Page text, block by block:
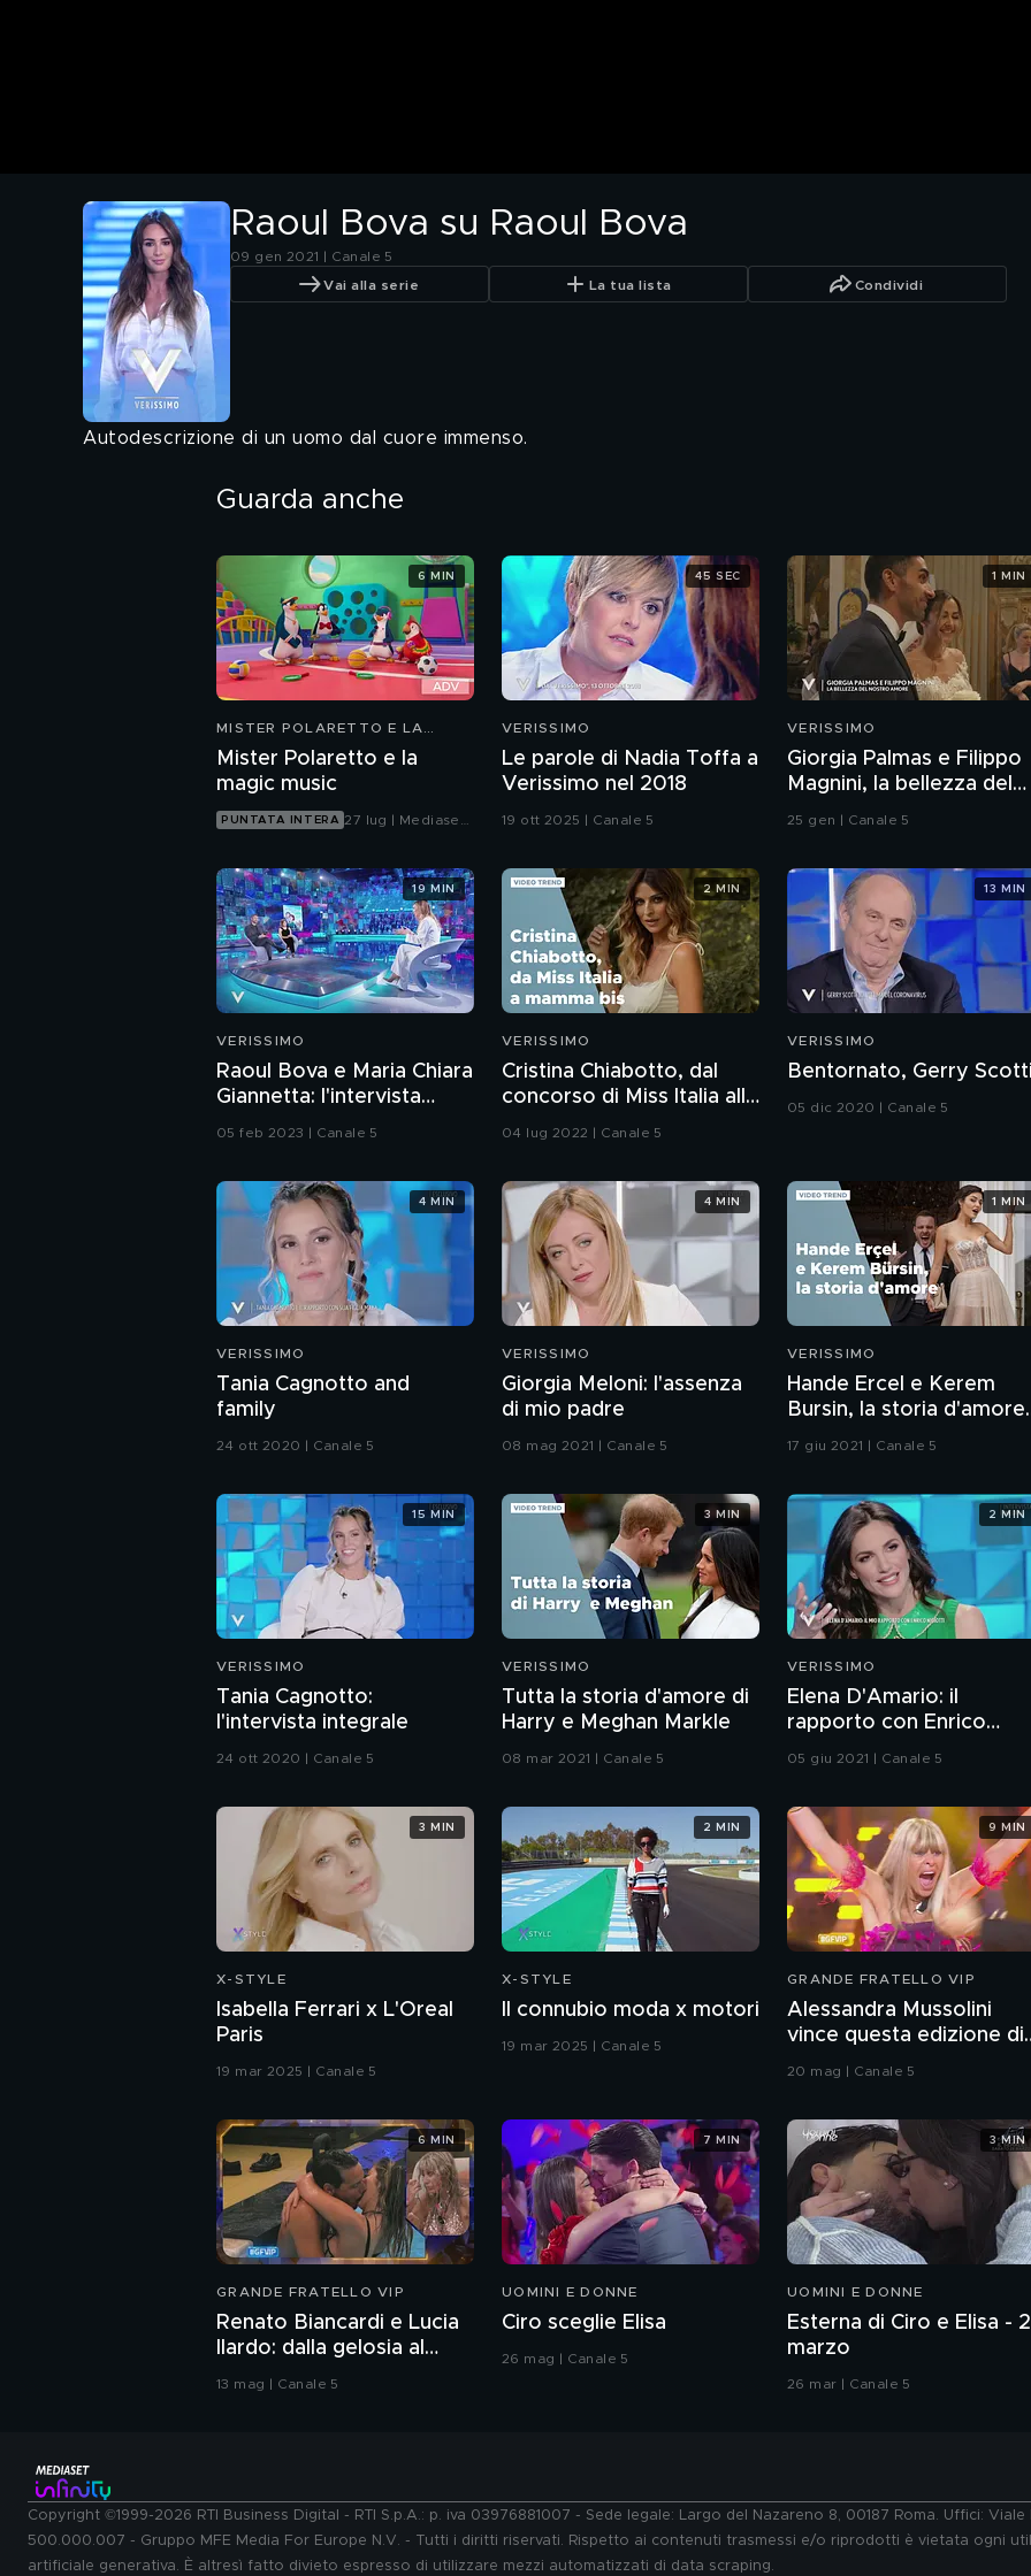
Raoul Bova su Raoul Bova
09 gen 2021 | Canale 5
Vai alla serie La tua lista Condividi
Autodescrizione di un uomo dal cuore immenso.
Guarda anche
MISTER POLARETTO E LA
Mister Polaretto e la
magic music
PUNTATA INTERA 27 lug | Mediaset
6 MIN
VERISSIMO
Le parole di Nadia Toffa a
Verissimo nel 2018
19 ott 2025 | Canale 5
45 SEC
VERISSIMO
Giorgia Palmas e Filippo
Magnini, la bellezza del
loro amore
25 gen | Canale 5
1 MIN
VERISSIMO
Raoul Bova e Maria Chiara
Giannetta: l'intervista
05 feb 2023 | Canale 5
19 MIN
VERISSIMO
Cristina Chiabotto, dal
concorso di Miss Italia alla
nascita della
04 lug 2022 | Canale 5
2 MIN
VERISSIMO
Bentornato, Gerry
05 dic 2020 | Canale 5
13 MIN
VERISSIMO
Tania Cagnotto and
family
24 ott 2020 | Canale 5
4 MIN
VERISSIMO
Giorgia Meloni: l'assenza
di mio padre
08 mag 2021 | Canale 5
4 MIN
VERISSIMO
Hande Ercel e Kerem
Bursin, la storia d'amore
delle star di Love is in the
17 giu 2021 | Canale 5
1 MIN
VERISSIMO
Tania Cagnotto:
l'intervista integrale
24 ott 2020 | Canale 5
15 MIN
VERISSIMO
Tutta la storia d'amore di
Harry e Meghan Markle
08 mar 2021 | Canale 5
3 MIN
VERISSIMO
Elena D'Amario: il
rapporto con Enrico
05 giu 2021 | Canale 5
2 MIN
X-STYLE
Isabella Ferrari x L'Oreal
Paris
19 mar 2025 | Canale 5
3 MIN
X-STYLE
Il connubio moda x motori
19 mar 2025 | Canale 5
2 MIN
GRANDE FRATELLO VIP
Alessandra Mussolini
vince questa edizione di
Grande Fratello VIP
20 mag | Canale 5
9 MIN
GRANDE FRATELLO VIP
Renato Biancardi e Lucia
Ilardo: dalla gelosia al
13 mag | Canale 5
6 MIN
UOMINI E DONNE
Ciro sceglie Elisa
26 mag | Canale 5
7 MIN
UOMINI E DONNE
Esterna di Ciro e Elisa -
marzo
26 mar | Canale 5
3 MIN
Copyright ©1999-2026 RTI Business Digital - RTI S.p.A.: p. iva 03976881007 - Sede legale: Largo del Nazareno 8, 00187 Roma. Uffici:
500.000.007 - Gruppo MFE Media For Europe N.V. - Tutti i diritti riservati. Rispetto ai contenuti trasmessi e/o riprodotti è vietata ogni
artificiale generativa. È altresì fatto divieto espresso di utilizzare mezzi automatizzati di data scraping.